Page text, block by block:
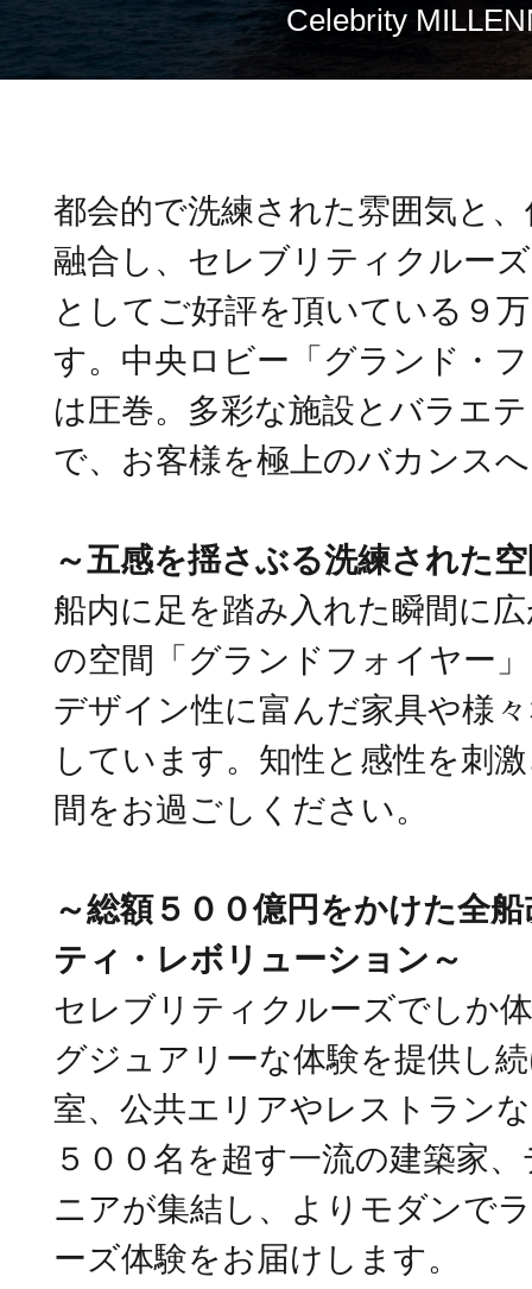
Celebrity
都会的で洗練された雰囲気と
融合し、セレブリティクルー
としてご好評を頂いている９
す。中央ロビー「グランド・
は圧巻。多彩な施設とバラエ
で、お客様を極上のバカンス
～五感を揺さぶる洗練された
船内に足を踏み入れた瞬間に
の空間「グランドフォイヤー
デザイン性に富んだ家具や様
しています。知性と感性を刺
間をお過ごしください。
～総額５００億円をかけた全
ティ・レボリューション～
セレブリティクルーズでしか
グジュアリーな体験を提供し
室、公共エリアやレストラン
５００名を超す一流の建築家
ニアが集結し、よりモダンで
ーズ体験をお届けします。